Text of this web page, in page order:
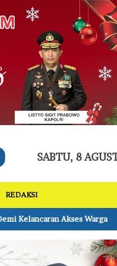
SABTU, 8
REDAKSI
Apel Gabungan Siaga